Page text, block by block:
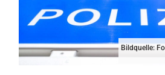
Bildquelle: